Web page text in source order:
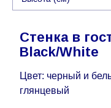
дни) от даты
кредитной
Возможны
доставкой при
Стенка в
Black/White
Цвет: черный и
глянцевый